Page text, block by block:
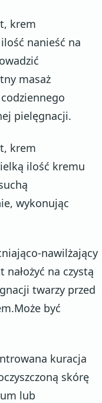
krem
nanieść na
masaż
pielęgnacji.
krem
ilość kremu
wykonując
nawilżający
na czystą
twarzy przed
być
kuracja
skórę
lub